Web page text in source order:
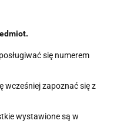
się numerem
wcześniej zapoznać się z
wystawione są w